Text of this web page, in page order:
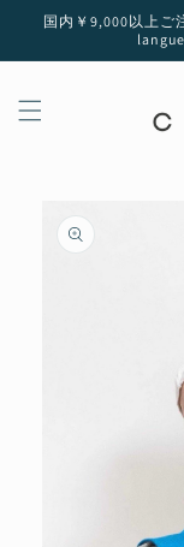
ンツに
国内￥9,000以上
報にス
キップ